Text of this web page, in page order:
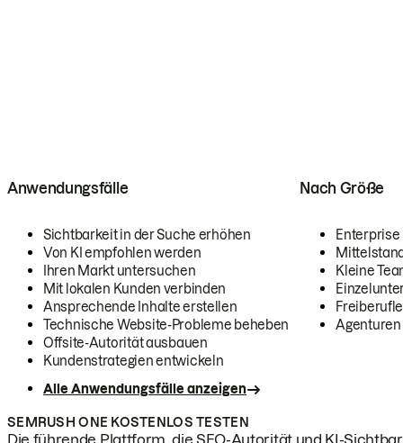
Anwendungsfälle
Sichtbarkeit in der Suche erhöhen
Von KI empfohlen werden
Ihren Markt untersuchen
Mit lokalen Kunden verbinden
Ansprechende Inhalte erstellen
Technische Website-Probleme beheben
Offsite-Autorität ausbauen
Kundenstrategien entwickeln
Alle Anwendungsfälle anzeigen
Nach Größe
Enterprise
Kleine
Agenturen
SEMRUSH ONE KOSTENLOS TESTEN
Die führende Plattform, die SEO-Autorität und KI-